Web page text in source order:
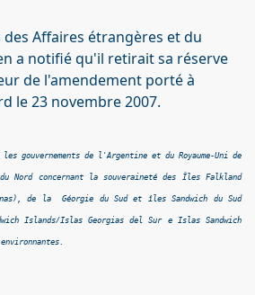
Affaires étrangères et du
a notifié qu'il retirait sa réserve
de l'amendement porté à
le 23 novembre 2007.
gouvernements de l'Argentine et du Royaume-Uni de
Nord concernant la souveraineté des Îles Falkland
de la Géorgie du Sud et îles Sandwich du Sud
Islands/Islas Georgias del Sur e Islas Sandwich